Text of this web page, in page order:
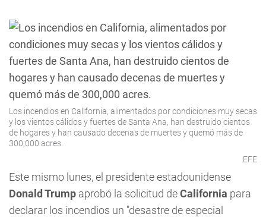
Los incendios en California, alimentados por condiciones muy secas
y los vientos cálidos y fuertes de Santa Ana, han destruido cientos
de hogares y han causado decenas de muertes y quemó más de
300,000 acres.
EFE
Este mismo lunes, el presidente estadounidense
Donald Trump aprobó la solicitud deCalifornia para
declarar los incendios un "desastre de especial